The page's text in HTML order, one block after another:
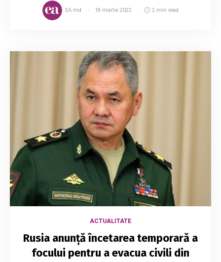
EA.md 18 martie 2022 2 min read
ACTUALITATE
Rusia anunță încetarea temporară a
focului pentru a evacua civili din